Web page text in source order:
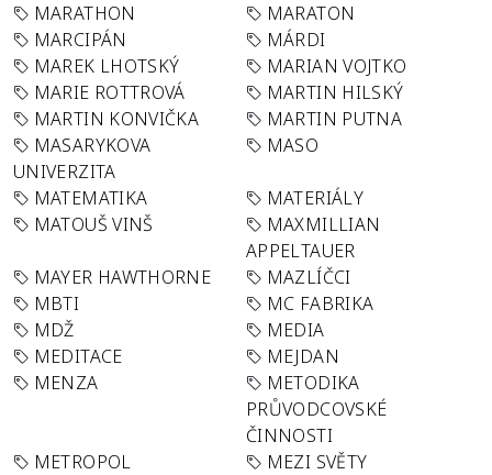
MARATHON
MARATON
MARCIPÁN
MÁRDI
MAREK LHOTSKÝ
MARIAN VOJTKO
MARIE ROTTROVÁ
MARTIN HILSKÝ
MARTIN KONVIČKA
MARTIN PUTNA
MASARYKOVA
UNIVERZITA
MASO
MATEMATIKA
MATERIÁLY
MATOUŠ VINŠ
MAXMILLIAN
APPELTAUER
MAYER HAWTHORNE
MAZLÍČCI
MBTI
MC FABRIKA
MDŽ
MEDIA
MEDITACE
MEJDAN
MENZA
METODIKA
PRŮVODCOVSKÉ
ČINNOSTI
METROPOL
MEZI SVĚTY